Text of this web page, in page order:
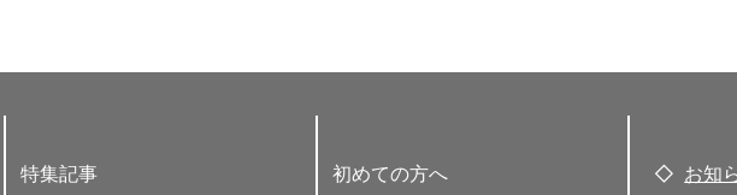
特集記事 初めての方へ お知